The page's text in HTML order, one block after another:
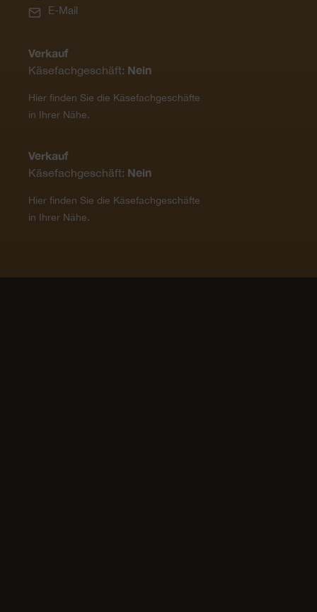
E-Mail
Verkauf
Käsefachgeschäft: Nein
Hier finden Sie die Käsefachgeschäfte
in Ihrer Nähe.
Verkauf
Käsefachgeschäft: Nein
Hier finden Sie die Käsefachgeschäfte
in Ihrer Nähe.